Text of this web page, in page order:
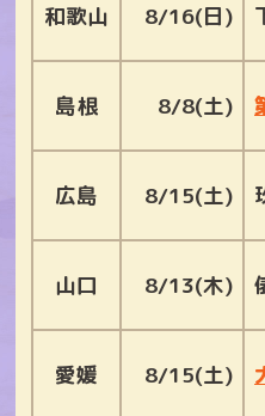
和歌山 8/16(日)
島根 8/8(土)
広島 8/15(土)
山口 8/13(木)
愛媛 8/15(土)